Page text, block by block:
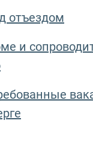
отъездом
и